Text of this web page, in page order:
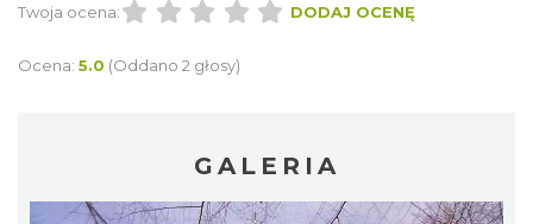
Twoja ocena: DODAJ OCENĘ
Ocena: 5.0 (Oddano 2 głosy)
GALERIA